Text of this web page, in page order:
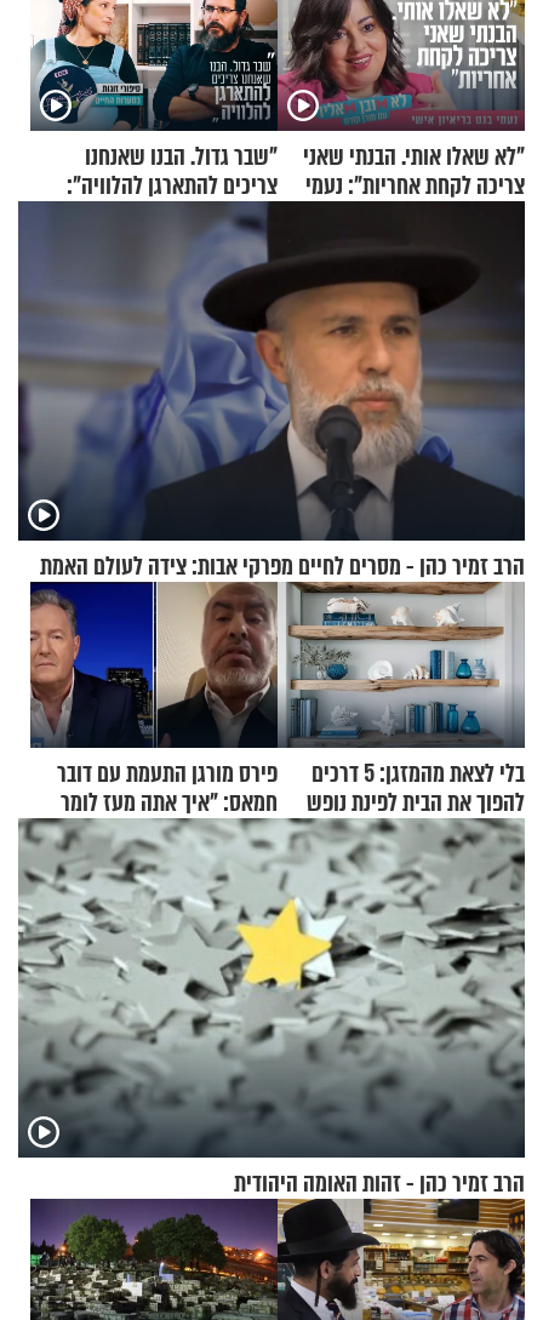
"לא שאלו אותי. הבנתי שאני
צריכה לקחת אחריות": נעמי
"שבר גדול. הבנו שאנחנו
צריכים להתארגן להלוויה":
זוגיות במבחן, הפעם עם מרים
וגד דנינו
הרב זמיר כהן - מסרים לחיים מפרקי אבות: צידה לעולם האמת
בלי לצאת מהמזגן: 5 דרכים
להפוך את הבית לפינת נופש
מעוצבת
פירס מורגן התעמת עם דובר
חמאס: "איך אתה מעז לומר
שלא ביצעתם פשעי מלחמה?!"
הרב זמיר כהן - זהות האומה היהודית